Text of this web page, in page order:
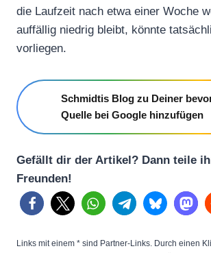
die Laufzeit nach etwa einer Woche
auffällig niedrig bleibt, könnte
vorliegen.
Schmidtis Blog zu Deiner
Quelle bei Google hinzufügen
Gefällt dir der Artikel? Dann teile
Freunden!
Links mit einem * sind Partner-Links. Durch einen